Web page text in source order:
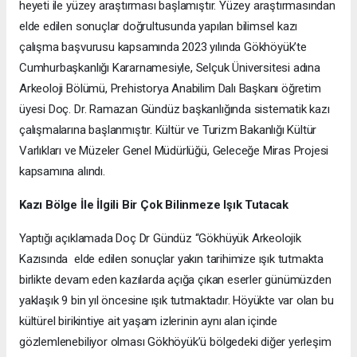
heyeti ile yüzey araştırması başlamıştır. Yüzey araştırmasından
elde edilen sonuçlar doğrultusunda yapılan bilimsel kazı
çalışma başvurusu kapsamında 2023 yılında Gökhöyük’te
Cumhurbaşkanlığı Kararnamesiyle, Selçuk Üniversitesi adına
Arkeoloji Bölümü, Prehistorya Anabilim Dalı Başkanı öğretim
üyesi Doç. Dr. Ramazan Gündüz başkanlığında sistematik kazı
çalışmalarına başlanmıştır. Kültür ve Turizm Bakanlığı Kültür
Varlıkları ve Müzeler Genel Müdürlüğü, Geleceğe Miras Projesi
kapsamına alındı.
Kazı Bölge İle İlgili Bir Çok Bilinmeze Işık Tutacak
Yaptığı açıklamada Doç Dr Gündüz “Gökhüyük Arkeolojik
Kazısında elde edilen sonuçlar yakın tarihimize ışık tutmakta
birlikte devam eden kazılarda açığa çıkan eserler günümüzden
yaklaşık 9 bin yıl öncesine ışık tutmaktadır. Höyükte var olan bu
kültürel birikintiye ait yaşam izlerinin aynı alan içinde
gözlemlenebiliyor olması Gökhöyük’ü bölgedeki diğer yerleşim